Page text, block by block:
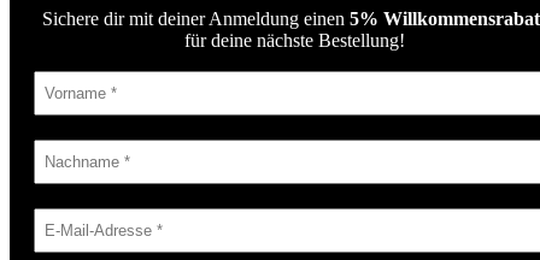
Sichere dir mit deiner Anmeldung einen 5%
für deine nächste Bestellung!